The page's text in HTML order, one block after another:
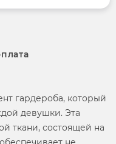
американка
гардероба, который
девушки. Эта
ткани, состоящей на